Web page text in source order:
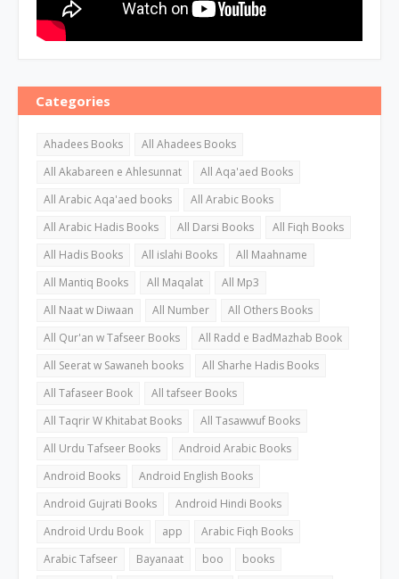
Categories
Ahadees Books
All Ahadees Books
All Akabareen e Ahlesunnat
All Aqa'aed Books
All Arabic Aqa'aed books
All Arabic Books
All Arabic Hadis Books
All Darsi Books
All Fiqh Books
All Hadis Books
All islahi Books
All Maahname
All Mantiq Books
All Maqalat
All Mp3
All Naat w Diwaan
All Number
All Others Books
All Qur'an w Tafseer Books
All Radd e BadMazhab Book
All Seerat w Sawaneh books
All Sharhe Hadis Books
All Tafaseer Book
All tafseer Books
All Taqrir W Khitabat Books
All Tasawwuf Books
All Urdu Tafseer Books
Android Arabic Books
Android Books
Android English Books
Android Gujrati Books
Android Hindi Books
Android Urdu Book
app
Arabic Fiqh Books
Arabic Tafseer
Bayanaat boo
books